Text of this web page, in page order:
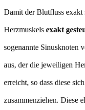
Damit der Blutfluss
Herzmuskels exakt
sogenannte Sinusknoten
aus, der die jeweiligen
erreicht, so dass diese
zusammenziehen. Diese